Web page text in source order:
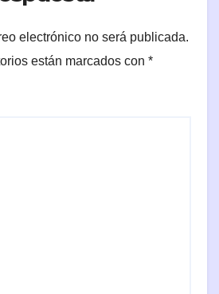
electrónico no será publicada.
están marcados con *